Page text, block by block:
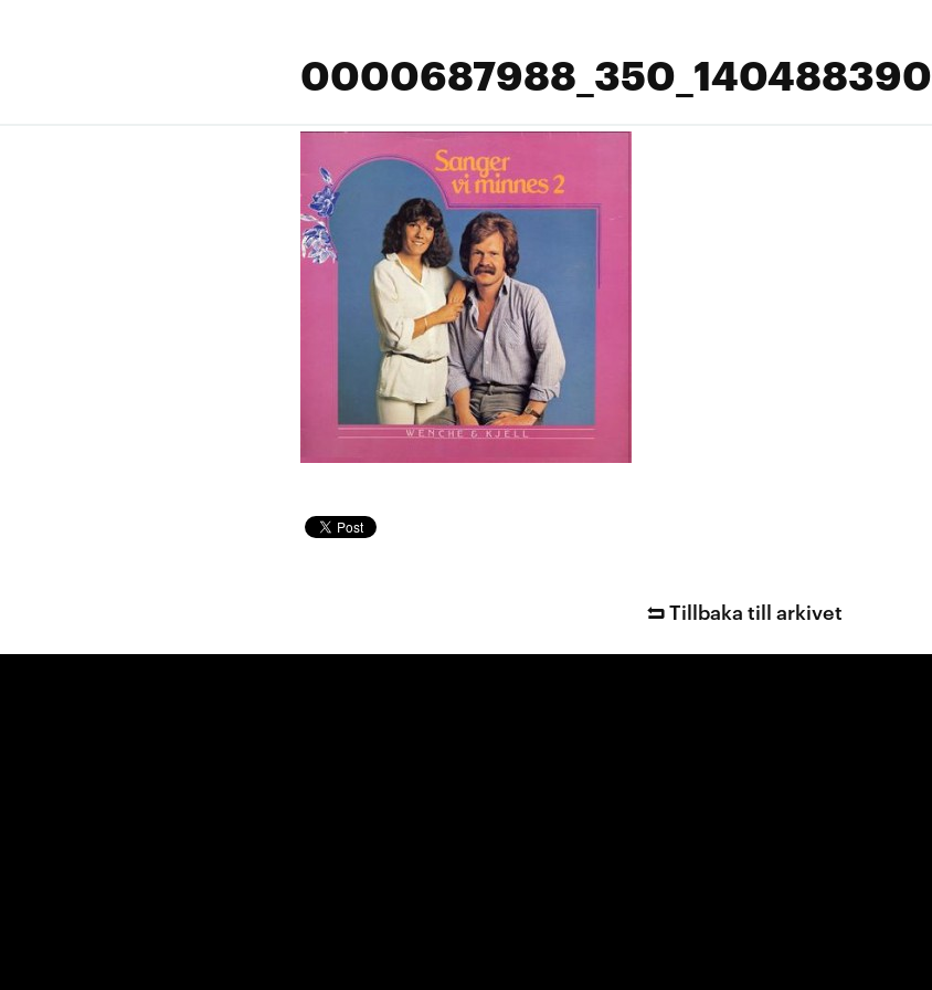
0000687988_350_140488390
Tillbaka till arkivet